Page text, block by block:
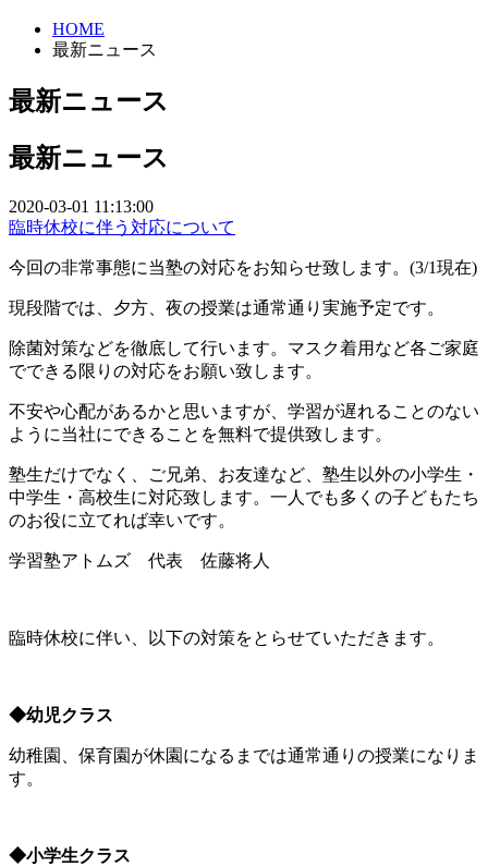
HOME
最新ニュース
最新ニュース
最新ニュース
2020-03-01 11:13:00
臨時休校に伴う対応について
今回の非常事態に当塾の対応をお知らせ致します。(3/1現在)
現段階では、夕方、夜の授業は通常通り実施予定です。
除菌対策などを徹底して行います。マスク着用など各ご家庭
でできる限りの対応をお願い致します。
不安や心配があるかと思いますが、学習が遅れることのない
ように当社にできることを無料で提供致します。
塾生だけでなく、ご兄弟、お友達など、塾生以外の小学生・
中学生・高校生に対応致します。一人でも多くの子どもたち
のお役に立てれば幸いです。
学習塾アトムズ 代表 佐藤将人
臨時休校に伴い、以下の対策をとらせていただきます。
◆幼児クラス
幼稚園、保育園が休園になるまでは通常通りの授業になりま
す。
◆小学生クラス